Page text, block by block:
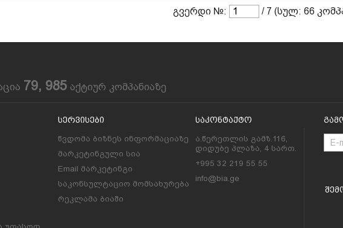
გვერდი №: / 7 (სულ: 66
79, 985 აქტიურ კომპანიაზე
Სერვისები
წვდომა ბიზნეს ინფორმაციაზე
მარკეტინგული სია
Email მარკეტინგი
საკონსულტაციო მომსახურება
რეკლამა ბიაში
Საკონტაქტო
ა.წერეთლის გამზ.116,
დიდუბე პლაზა, 4 სართ.
+995 32 219 55 55
info@bia.ge